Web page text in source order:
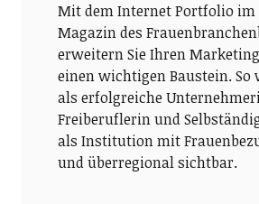
Mit dem Internet Portfolio im
Magazin des
erweitern Sie Ihren
einen wichtigen Baustein. So
als erfolgreiche
Freiberuflerin und
als Institution mit
und überregional sichtbar.